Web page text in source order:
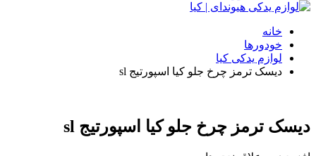
خانه
خودورها
لوازم یدکی کیا
دیسک ترمز چرخ جلو کیا اسپورتیج sl
دیسک ترمز چرخ جلو کیا اسپورتیج sl